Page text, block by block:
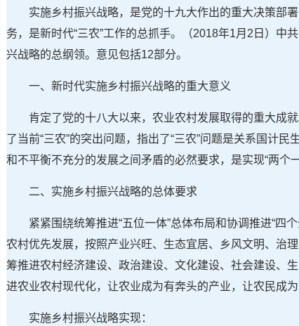
实施乡村振兴战略，是党的十九大作出的重大决策部
务，是新时代“三农”工作的总抓手。（2018年1月2日）中
兴战略的总纲领。意见包括12部分。
一、新时代实施乡村振兴战略的重大意义
肯定了党的十八大以来，农业农村发展取得的重大成
了当前“三农”的突出问题，指出了“三农”问题是关系国计
和不平衡不充分的发展之间矛盾的必然要求，是实现“两个
二、实施乡村振兴战略的总体要求
紧紧围绕统筹推进“五位一体”总体布局和协调推进“四
农村优先发展，按照产业兴旺、生态宜居、乡风文明、治
筹推进农村经济建设、政治建设、文化建设、社会建设、
进农业农村现代化，让农业成为有奔头的产业，让农民成
实施乡村振兴战略实现：